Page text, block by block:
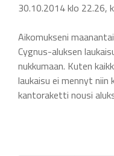
30.10.2014 klo 22.26,
Aikomukseni
Cygnus-aluksen
nukkumaan. Kuten
laukaisu ei mennyt
kantoraketti nousi